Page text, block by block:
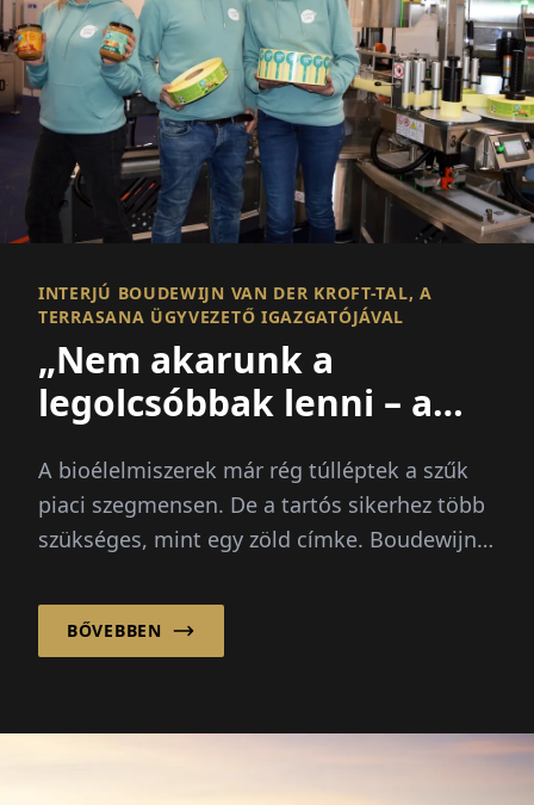
INTERJÚ BOUDEWIJN VAN DER KROFT-TAL, A
TERRASANA ÜGYVEZETŐ IGAZGATÓJÁVAL
„Nem akarunk a
legolcsóbbak lenni – a
lenni.”
A bioélelmiszerek már rég túlléptek a szűk
piaci szegmensen. De a tartós sikerhez több
szükséges, mint egy zöld címke. Boudewijn
BŐVEBBEN